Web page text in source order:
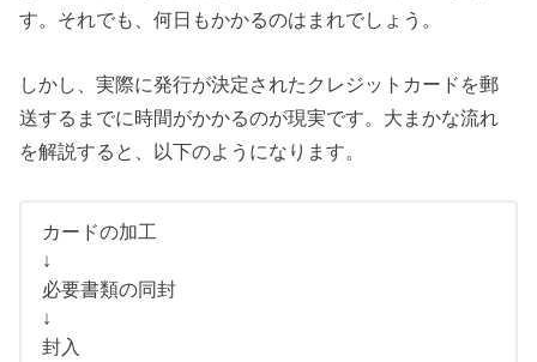
す。それでも、何日もかかるのはまれでしょう。
しかし、実際に発行が決定されたクレジットカードを郵
送するまでに時間がかかるのが現実です。大まかな流れ
を解説すると、以下のようになります。
カードの加工
↓
必要書類の同封
↓
封入